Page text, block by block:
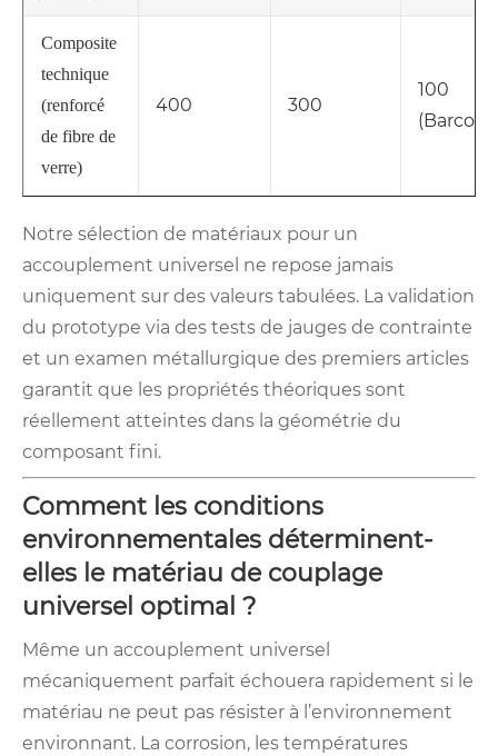
Composite
technique
(renforcé
de fibre de
verre)
400 300
100
(Barcol)
Notre sélection de matériaux pour un
accouplement universel ne repose jamais
uniquement sur des valeurs tabulées. La validation
du prototype via des tests de jauges de contrainte
et un examen métallurgique des premiers articles
garantit que les propriétés théoriques sont
réellement atteintes dans la géométrie du
composant fini.
Comment les conditions
environnementales déterminent-
elles le matériau de couplage
universel optimal ?
Même un accouplement universel
mécaniquement parfait échouera rapidement si le
matériau ne peut pas résister à l’environnement
environnant. La corrosion, les températures